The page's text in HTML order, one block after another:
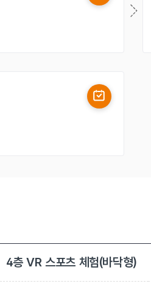
4층 VR 스포츠 체험(바닥형)